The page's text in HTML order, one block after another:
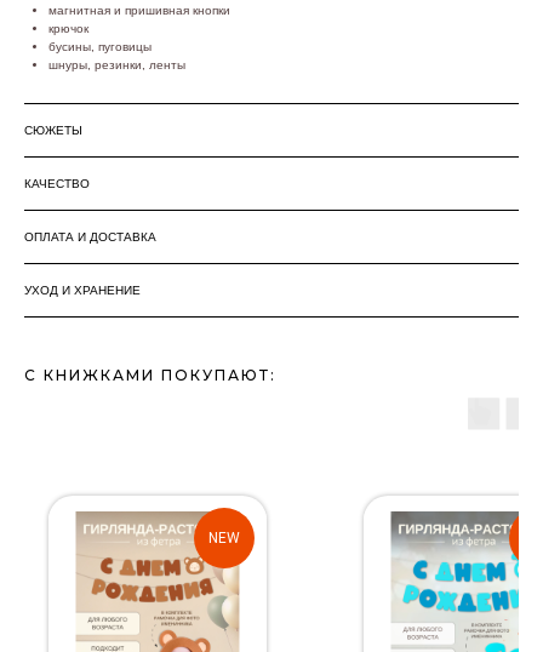
магнитная и пришивная кнопки
крючок
бусины, пуговицы
шнуры, резинки, ленты
СЮЖЕТЫ
КАЧЕСТВО
ОПЛАТА И ДОСТАВКА
УХОД И ХРАНЕНИЕ
С КНИЖКАМИ ПОКУПАЮТ:
NEW